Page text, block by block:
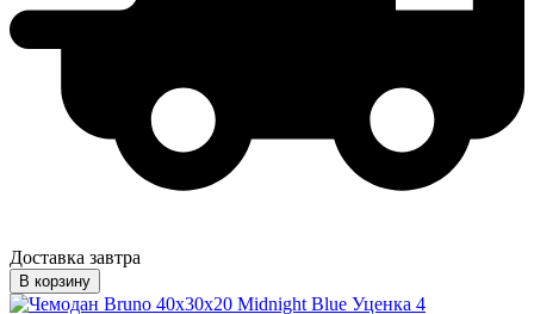
Доставка завтра
В корзину